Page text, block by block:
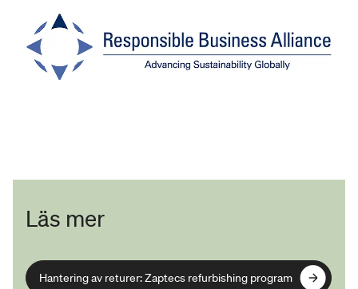
Läs mer
Hantering av returer: Zaptecs refurbishing program
Hantering av returer: Zaptecs refurbishing program